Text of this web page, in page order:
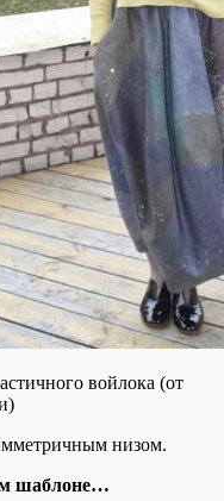
войлока (от
низом.
шаблоне…